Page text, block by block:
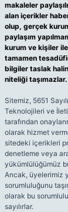
makaleler
alan içerikler
olup, gerçek
paylaşım
kurum ve kişiler
tamamen
bilgiler taslak
niteliği taşımazlar.
Sitemiz, 5651
Teknolojileri ve
tarafından
olarak hizmet
sitedeki içerikleri
denetleme veya
yükümlülüğümüz
Ancak, üyelerimiz
sorumluluğunu
olarak bu
sayılırlar.